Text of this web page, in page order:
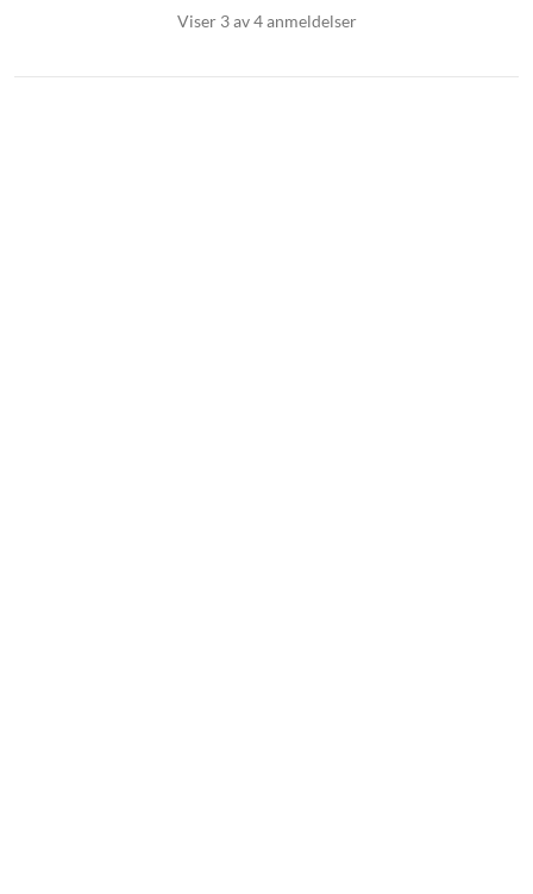
Viser 3 av 4 anmeldelser